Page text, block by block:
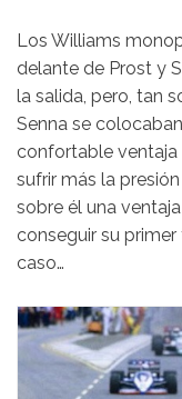
Los Williams
delante de Prost y
la salida, pero, tan
Senna se
confortable ventaja
sufrir más la
sobre él una
conseguir su
caso…